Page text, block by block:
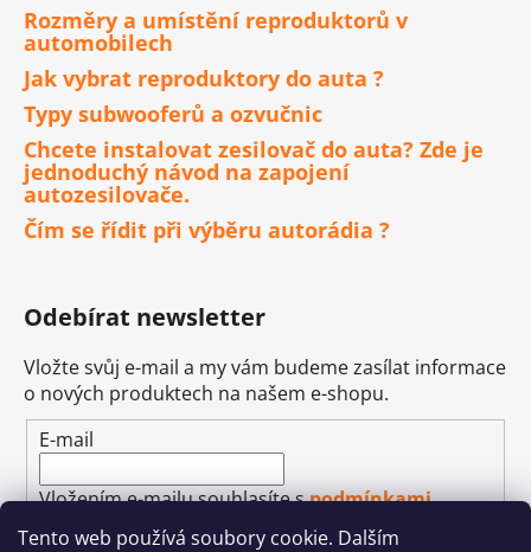
Tento web používá soubory cookie. Dalším
Rozměry a umístění reproduktorů v
automobilech
Jak vybrat reproduktory do auta ?
Typy subwooferů a ozvučnic
Chcete instalovat zesilovač do auta? Zde je
jednoduchý návod na zapojení
autozesilovače.
Čím se řídit při výběru autorádia ?
Odebírat newsletter
Vložte svůj e-mail a my vám budeme zasílat informace
o nových produktech na našem e-shopu.
E-mail
Vložením e-mailu souhlasíte spodmínkami
ochrany osobních údajů